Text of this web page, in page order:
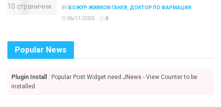
BY БОЖУР ЖИВКОВ ГАНЕВ, ДОКТОР ПО ФАРМАЦИЯ
06/11/2025
0
Popular News
Plugin Install
: Popular Post Widget need JNews - View Counter to be
installed